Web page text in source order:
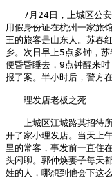
7月24日，上城区公安
用假身份证在杭州一家旅
王的旅客是山东人。苏春
乡。次日早上5点多钟，
便昏昏睡去，9点钟醒来
报了案。半小时后，警方
理发店老板之死
上城区江城路某招待所
开了家小理发店。当天上
里的常客，事发前一直住
头闲聊。郭仲焕妻子每天
姓的人，哪想到他会下这